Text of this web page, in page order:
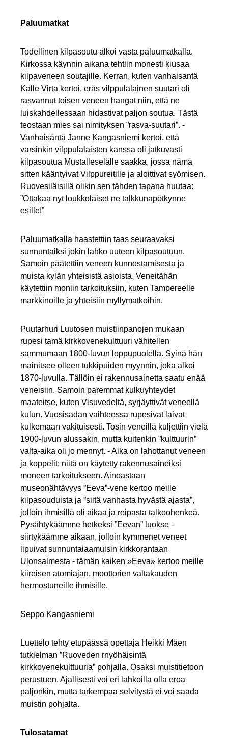
Paluumatkat
Todellinen kilpasoutu alkoi vasta paluumatkalla.
Kirkossa käynnin aikana tehtiin monesti kiusaa
kilpaveneen soutajille. Kerran, kuten vanhaisantä
Kalle Virta kertoi, eräs vilppulalainen suutari oli
rasvannut toisen veneen hangat niin, että ne
luiskahdellessaan hidastivat paljon soutua. Tästä
teostaan mies sai nimityksen ”rasva-suutari”. -
Vanhaisäntä Janne Kangasniemi kertoi, että
varsinkin vilppulalaisten kanssa oli jatkuvasti
kilpasoutua Mustalleselälle saakka, jossa nämä
sitten kääntyivat Vilppureitille ja aloittivat syömisen.
Ruovesiläisillä olikin sen tähden tapana huutaa:
”Ottakaa nyt loukkolaiset ne talkkunapötkynne
esille!”
Paluumatkalla haastettiin taas seuraavaksi
sunnuntaiksi jokin lahko uuteen kilpasoutuun.
Samoin päätettiin veneen kunnostamisesta ja
muista kylän yhteisistä asioista. Veneitähän
käytettiin moniin tarkoituksiin, kuten Tampereelle
markkinoille ja yhteisiin myllymatkoihin.
Puutarhuri Luutosen muistiinpanojen mukaan
rupesi tamä kirkkovenekulttuuri vähitellen
sammumaan 1800-luvun loppupuolella. Syinä hän
mainitsee olleen tukkipuiden myynnin, joka alkoi
1870-luvulla. Tällöin ei rakennusainetta saatu enää
veneisiin. Samoin paremmat kulkuyhteydet
maateitse, kuten Visuvedeltä, syrjäyttivät veneellä
kulun. Vuosisadan vaihteessa rupesivat laivat
kulkemaan vakituisesti. Tosin veneillä kuljettiin vielä
1900-luvun alussakin, mutta kuitenkin ”kulttuurin”
valta-aika oli jo mennyt. - Aika on lahottanut veneen
ja koppelit; niitä on käytetty rakennusaineiksi
moneen tarkoitukseen. Ainoastaan
museonähtävyys ”Eeva”-vene kertoo meille
kilpasouduista ja ”siitä vanhasta hyvästä ajasta”,
jolloin ihmisillä oli aikaa ja reipasta talkoohenkeä.
Pysähtykäämme hetkeksi ”Eevan” luokse -
siirtykäämme aikaan, jolloin kymmenet veneet
lipuivat sunnuntaiaamuisin kirkkorantaan
Ulonsalmesta - tämän kaiken »Eeva» kertoo meille
kiireisen atomiajan, moottorien valtakauden
hermostuneille ihmisille.
Seppo Kangasniemi
Luettelo tehty etupäässä opettaja Heikki Mäen
tutkielman ”Ruoveden rnyöhäisintä
kirkkovenekulttuuria” pohjalla. Osaksi muistitietoon
perustuen. Ajallisesti voi eri lahkoilla olla eroa
paljonkin, mutta tarkempaa selvitystä ei voi saada
muistin pohjalta.
Tulosatamat